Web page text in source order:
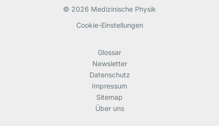
© 2026 Medizinische Physik
Cookie-Einstellungen
Glossar
Newsletter
Datenschutz
Impressum
Sitemap
Über uns